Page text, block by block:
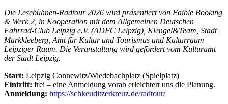
Die Lesebühnen-Radtour 2026 wird präsentiert von Faible Booking
& Werk 2, in Kooperation mit dem Allgemeinen Deutschen
Fahrrad-Club Leipzig e.V. (ADFC Leipzig), Klengel&Team, Stadt
Markkleeberg, Amt für Kultur und Tourismus und Kulturraum
Leipziger Raum. Die Veranstaltung wird gefördert vom Kulturamt
der Stadt Leipzig.
Start: Leipzig Connewitz/Wiedebachplatz (Spielplatz)
Eintritt: frei – eine Anmeldung vorab erleichtert uns die Planung.
Anmeldung: https://schkeuditzerkreuz.de/radtour/